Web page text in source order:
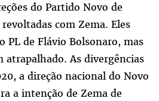
do Partido Novo de
com Zema. Eles
PL de Flávio Bolsonaro, mas
As divergências
a direção nacional do Novo
a intenção de Zema de